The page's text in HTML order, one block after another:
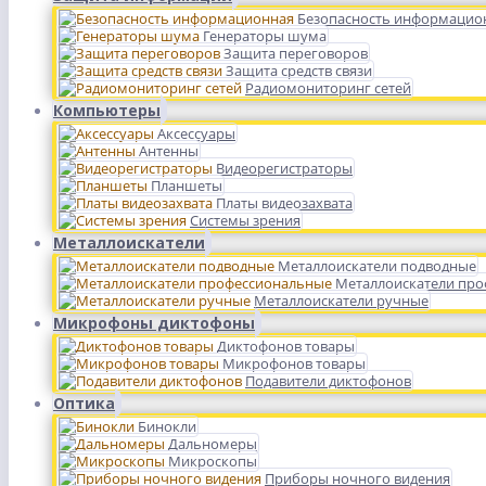
Безопасность
Генераторы шума
Защита переговоров
Защита средств связи
Радиомониторинг сетей
Компьютеры
Аксессуары
Антенны
Видеорегистраторы
Планшеты
Платы видеозахвата
Системы зрения
Металлоискатели
Металлоискатели подводные
Металлоискатели
Металлоискатели ручные
Микрофоны диктофоны
Диктофонов товары
Микрофонов товары
Подавители диктофонов
Оптика
Бинокли
Дальномеры
Микроскопы
Приборы ночного видения